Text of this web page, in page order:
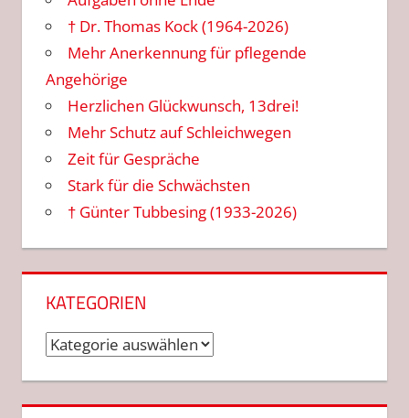
† Dr. Thomas Kock (1964-2026)
Mehr Anerkennung für pflegende
Angehörige
Herzlichen Glückwunsch, 13drei!
Mehr Schutz auf Schleichwegen
Zeit für Gespräche
Stark für die Schwächsten
† Günter Tubbesing (1933-2026)
KATEGORIEN
Kategorien